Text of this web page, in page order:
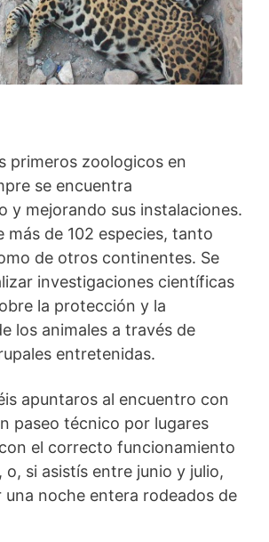
primeros zoologicos en
se encuentra
y mejorando sus instalaciones.
más de 102 especies, tanto
de otros continentes. Se
investigaciones científicas
la protección y la
los animales a través de
entretenidas.
apuntaros al encuentro con
paseo técnico por lugares
el correcto funcionamiento
o, si asistís entre junio y julio,
una noche entera rodeados de